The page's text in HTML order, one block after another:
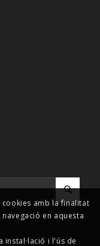
cookies amb la finalitat
en aquesta
instal·lació i l'ús de